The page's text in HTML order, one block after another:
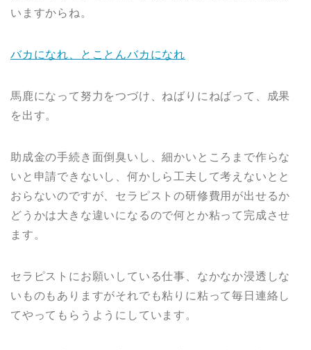
いますからね。
バカになれ、とことんバカになれ
馬鹿になって努力をつづけ、ねばりにねばって、成果
を出す。
助成金の手続き面倒臭いし、細かいところまで作らな
いと申請できないし、何かしら工夫して考えないとと
おらないのですが、セラピストの研修費用が出せるか
どうかは大きな違いになるので何とか粘って完成させ
ます。
セラピストにお願いしている仕事、なかなか浸透しな
いものもありますがそれでも粘りに粘って毎日連絡し
てやってもらうようにしています。